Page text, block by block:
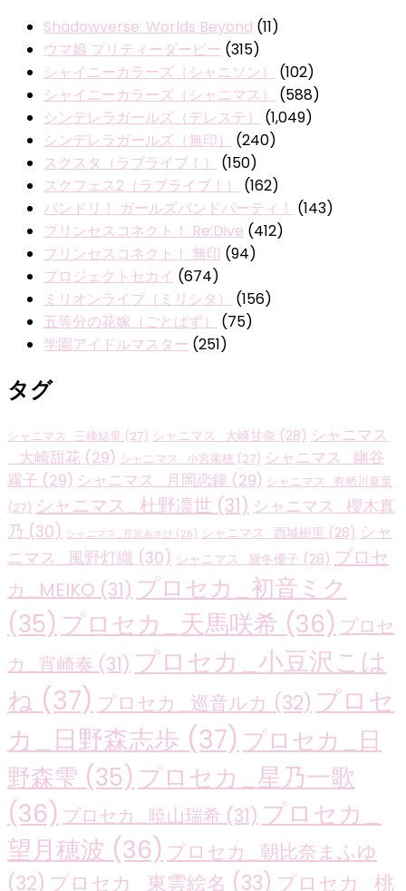
Shadowverse: Worlds Beyond (11)
ウマ娘 プリティーダービー (315)
シャイニーカラーズ（シャニソン）
(102)
シャイニーカラーズ（シャニマス）
(588)
シンデレラガールズ（デレステ）
(1,049)
シンデレラガールズ（無印）
(240)
スクスタ（ラブライブ！）
(150)
スクフェス2（ラブライブ！）
(162)
バンドリ！ ガールズバンドパーティ！ (143)
プリンセスコネクト！ Re:Dive (412)
プリンセスコネクト！ 無印 (94)
プロジェクトセカイ (674)
ミリオンライブ（ミリシタ）
(156)
五等分の花嫁（ごとぱず）
(75)
学園アイドルマスター (251)
タグ
シャニマス_三峰結華 (27) シャニマス_大崎甘奈 (28) シャニマス
_大崎甜花 (29) シャニマス_小宮果穂 (27) シャニマス_幽谷
霧子 (29) シャニマス_月岡恋鐘 (29) シャニマス_有栖川夏葉
(27) シャニマス_杜野凛世 (31) シャニマス_櫻木真
乃 (30) シャニマス_芹沢あさひ (26) シャニマス_西城樹里 (28) シャ
ニマス_風野灯織 (30) シャニマス_黛冬優子 (28) プロセ
カ_MEIKO (31) プロセカ_初音ミク
(35) プロセカ_天馬咲希 (36) プロセ
カ_宵崎奏 (31) プロセカ_小豆沢こは
ね (37) プロセカ_巡音ルカ (32) プロセ
カ_日野森志歩 (37) プロセカ_日
野森雫 (35) プロセカ_星乃一歌
(36) プロセカ_暁山瑞希 (31) プロセカ_
望月穂波 (36) プロセカ_朝比奈まふゆ
(32) プロセカ_東雲絵名 (33) プロセカ_桃